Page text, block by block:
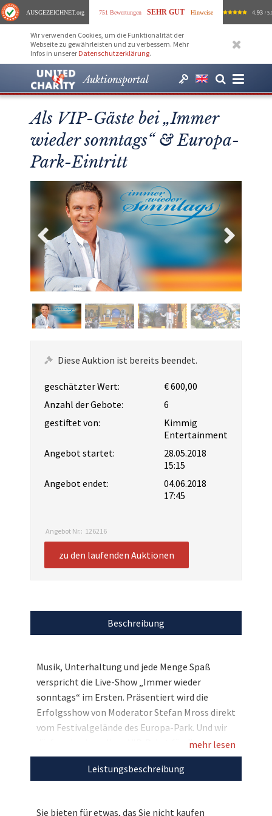
AUSGEZEICHNET.org 751 Bewertungen SEHR GUT Hinweise 4.93 /
Wir verwenden Cookies, um die Funktionalität der
Webseite zu gewährleisten und zu verbessern. Mehr
Infos in unserer Datenschutzerklärung.
Auktionsportal
Als VIP-Gäste bei „Immer
wieder sonntags“ & Europa-
Park-Eintritt
Diese Auktion ist bereits beendet.
geschätzter Wert:
€ 600,00
Anzahl der Gebote:
6
gestiftet von:
Kimmig
Entertainment
Angebot startet:
28.05.2018
15:15
Angebot endet:
04.06.2018
17:45
Angebot Nr.: 126216
zu den laufenden Auktionen
Beschreibung
Musik, Unterhaltung und jede Menge Spaß
verspricht die Live-Show „Immer wieder
sonntags“ im Ersten. Präsentiert wird die
Erfolgsshow von Moderator Stefan Mross direkt
vom Festivalgelände des Europa-Park. Und wir
dürfen ein einmaliges VIP-Paket für die
Fernsehsendung versteigern: Als exklusive
Gäste der Sendung am 10. Juni verbringen Sie
mehr lesen
Leistungsbeschreibung
Sie bieten für etwas, das Sie nicht kaufen